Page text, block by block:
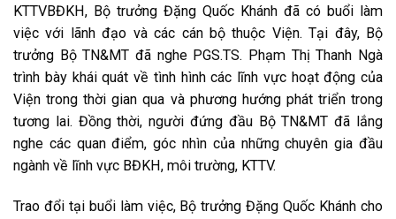
KTTVBĐKH, Bộ trưởng Đặng Quốc Khánh đã có buổi làm
việc với lãnh đạo và các cán bộ thuộc Viện. Tại đây, Bộ
trưởng Bộ TN&MT đã nghe PGS.TS. Phạm Thị Thanh Ngà
trình bày khái quát về tình hình các lĩnh vực hoạt động của
Viện trong thời gian qua và phương hướng phát triển trong
tương lai. Đồng thời, người đứng đầu Bộ TN&MT đã lắng
nghe các quan điểm, góc nhìn của những chuyên gia đầu
ngành về lĩnh vực BĐKH, môi trường, KTTV.
Trao đổi tại buổi làm việc, Bộ trưởng Đặng Quốc Khánh cho